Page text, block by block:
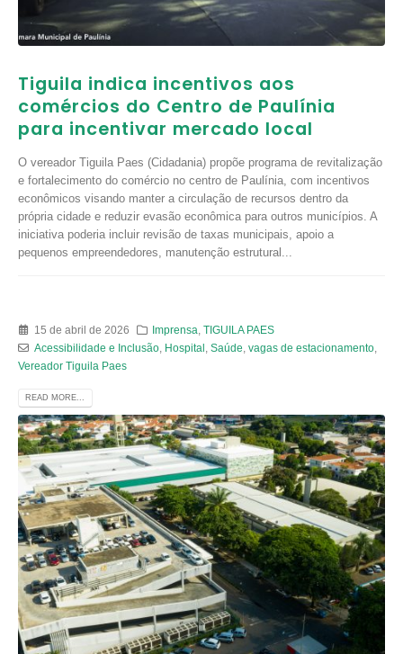
Tiguila indica incentivos aos
comércios do Centro de Paulínia
para incentivar mercado local
O vereador Tiguila Paes (Cidadania) propõe programa de revitalização
e fortalecimento do comércio no centro de Paulínia, com incentivos
econômicos visando manter a circulação de recursos dentro da
própria cidade e reduzir evasão econômica para outros municípios. A
iniciativa poderia incluir revisão de taxas municipais, apoio a
pequenos empreendedores, manutenção estrutural...
15 de abril de 2026 Imprensa ,TIGUILA PAES
Acessibilidade e Inclusão, Hospital Saúde vagas de estacionamento,
Vereador Tiguila Paes
READ MORE...